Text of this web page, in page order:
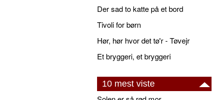
Der sad to katte på et bord
Tivoli for børn
Hør, hør hvor det tø'r - Tøvejr
Et bryggeri, et bryggeri
10 mest viste